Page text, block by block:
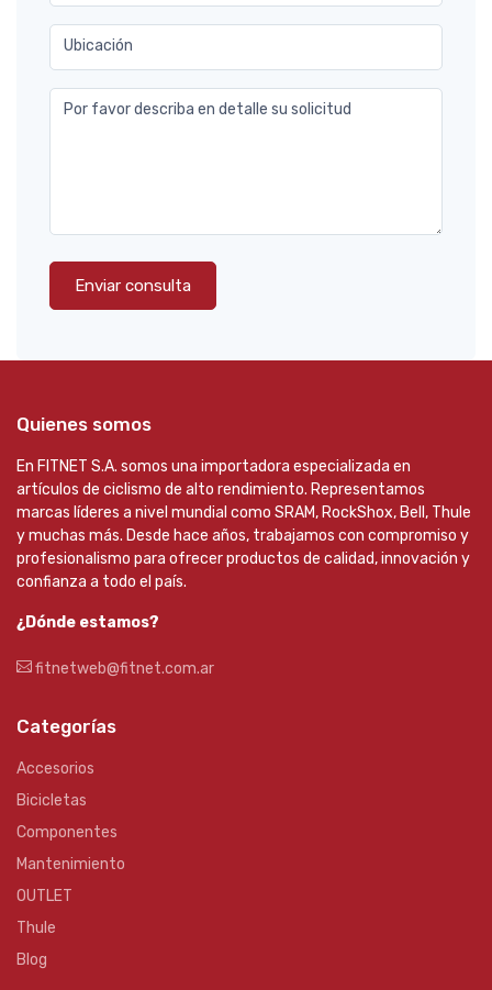
Ubicación
Por favor describa en detalle su solicitud
Enviar consulta
Quienes somos
En FITNET S.A. somos una importadora especializada en
artículos de ciclismo de alto rendimiento. Representamos
marcas líderes a nivel mundial como SRAM, RockShox, Bell, Thule
y muchas más. Desde hace años, trabajamos con compromiso y
profesionalismo para ofrecer productos de calidad, innovación y
confianza a todo el país.
¿Dónde estamos?
fitnetweb@fitnet.com.ar
Categorías
Accesorios
Bicicletas
Componentes
Mantenimiento
OUTLET
Thule
Blog